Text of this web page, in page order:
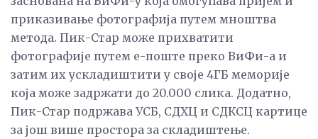
приказивање фотографија путем мноштва
метода. Пик-Стар може прихватити
фотографије путем е-поште преко ВиФи-а и
затим их ускладиштити у своје 4ГБ меморије
која може задржати до 20.000 слика. Додатно,
Пик-Стар подржава УСБ, СДХЦ и СДКСЦ картице
за још више простора за складиштење.